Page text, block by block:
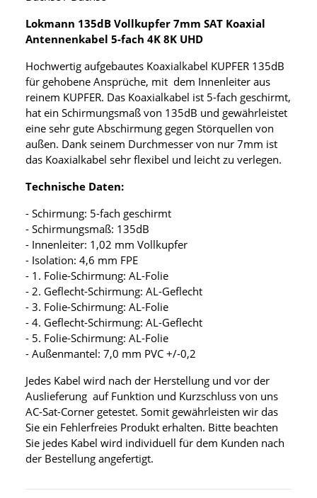
Lokmann 135dB Vollkupfer 7mm SAT Koaxial
Antennenkabel 5-fach 4K 8K UHD
Hochwertig aufgebautes Koaxialkabel KUPFER 135dB
für gehobene Ansprüche, mit dem Innenleiter aus
reinem KUPFER. Das Koaxialkabel ist 5-fach geschirmt,
hat ein Schirmungsmaß von 135dB und gewährleistet
eine sehr gute Abschirmung gegen Störquellen von
außen. Dank seinem Durchmesser von nur 7mm ist
das Koaxialkabel sehr flexibel und leicht zu verlegen.
Technische Daten:
- Schirmung: 5-fach geschirmt
- Schirmungsmaß: 135dB
- Innenleiter: 1,02 mm Vollkupfer
- Isolation: 4,6 mm FPE
- 1. Folie-Schirmung: AL-Folie
- 2. Geflecht-Schirmung: AL-Geflecht
- 3. Folie-Schirmung: AL-Folie
- 4. Geflecht-Schirmung: AL-Geflecht
- 5. Folie-Schirmung: AL-Folie
- Außenmantel: 7,0 mm PVC +/-0,2
Jedes Kabel wird nach der Herstellung und vor der
Auslieferung auf Funktion und Kurzschluss von uns
AC-Sat-Corner getestet. Somit gewährleisten wir das
Sie ein Fehlerfreies Produkt erhalten. Bitte beachten
Sie jedes Kabel wird individuell für dem Kunden nach
der Bestellung angefertigt.